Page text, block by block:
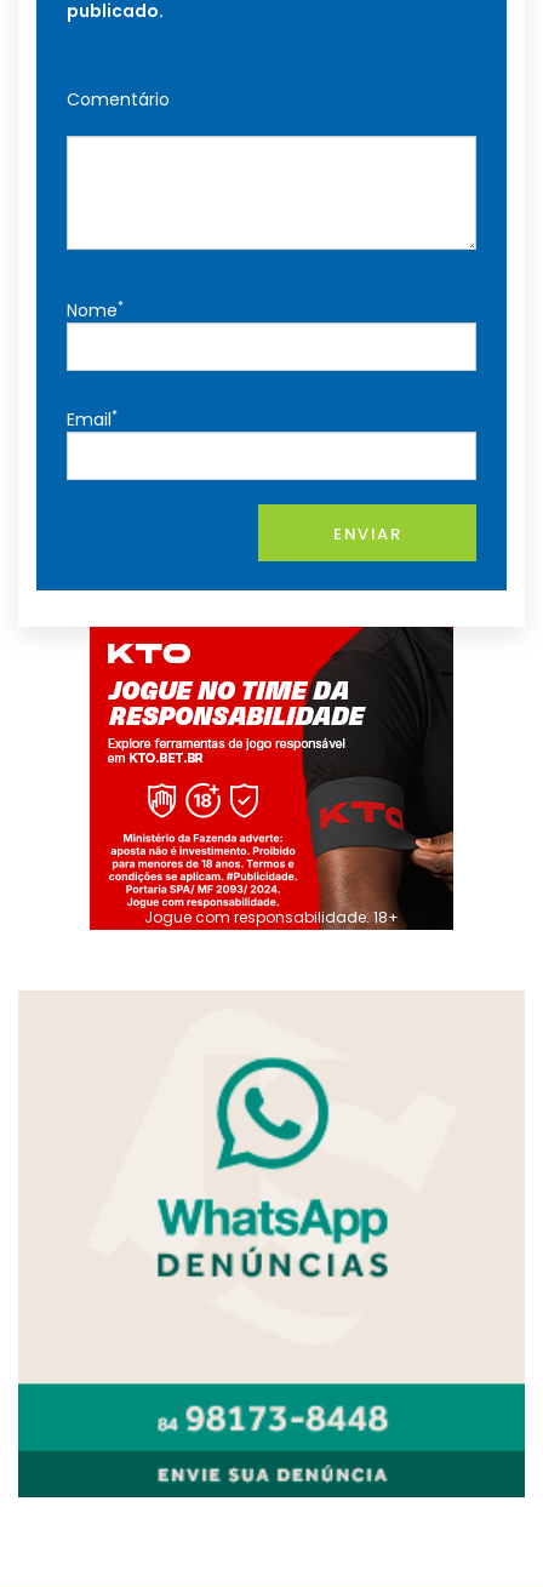
publicado.
Comentário
Nome*
Email*
ENVIAR
Jogue com responsabilidade. 18+